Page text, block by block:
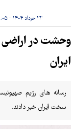
۲۳ خرداد ۱۴۰۴ - ۰۸:۰۵
وحشت در اراضی
ایران
رسانه های رژیم
سخت ایران خبر دادند.